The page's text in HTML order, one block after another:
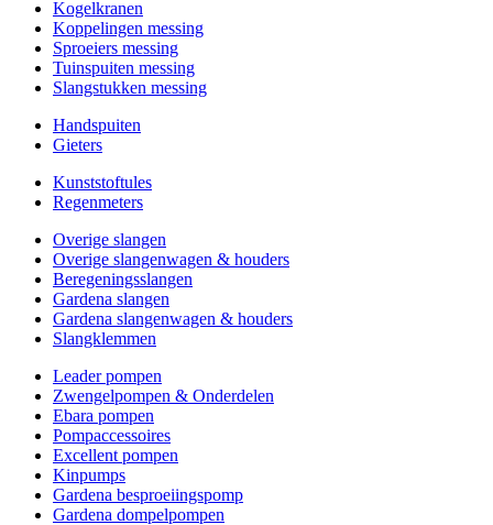
Kogelkranen
Koppelingen messing
Sproeiers messing
Tuinspuiten messing
Slangstukken messing
Handspuiten
Gieters
Kunststoftules
Regenmeters
Overige slangen
Overige slangenwagen & houders
Beregeningsslangen
Gardena slangen
Gardena slangenwagen & houders
Slangklemmen
Leader pompen
Zwengelpompen & Onderdelen
Ebara pompen
Pompaccessoires
Excellent pompen
Kinpumps
Gardena besproeiingspomp
Gardena dompelpompen